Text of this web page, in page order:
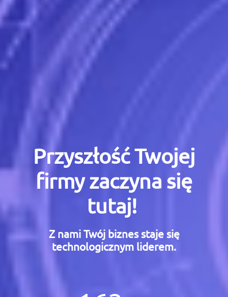
Przyszłość Twojej
firmy zaczyna się
tutaj!
Z nami Twój biznes staje się
technologicznym liderem.